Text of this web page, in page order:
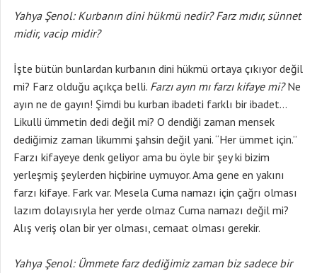
Yahya Şenol: Kurbanın dini hükmü nedir? Farz mıdır, sünnet
midir, vacip midir?
İşte bütün bunlardan kurbanın dini hükmü ortaya çıkıyor değil
mi? Farz olduğu açıkça belli. Farzı ayın mı farzı kifaye mi?Ne
ayın ne de gayın! Şimdi bu kurban ibadeti farklı bir ibadet…
Likulli ümmetin dedi değil mi? O dendiği zaman mensek
dediğimiz zaman likummi şahsin değil yani. “Her ümmet için.”
Farzı kifayeye denk geliyor ama bu öyle bir şey ki bizim
yerleşmiş şeylerden hiçbirine uymuyor. Ama gene en yakını
farzı kifaye. Fark var. Mesela Cuma namazı için çağrı olması
lazım dolayısıyla her yerde olmaz Cuma namazı değil mi?
Alış veriş olan bir yer olması, cemaat olması gerekir.
Yahya Şenol: Ümmete farz dediğimiz zaman biz sadece bir